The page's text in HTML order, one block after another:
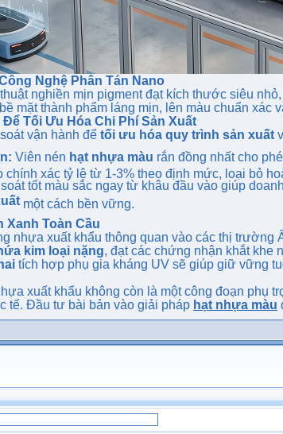
Nghệ Phân Tán Nano
nghiền mịn pigment đạt kích thước siêu
mặt thành phẩm láng mịn, lên màu chuẩn xác
Tối Ưu Hóa Chi Phí Sản Xuất
vận hành để tối ưu hóa quy trình sản xuất
Viên nén hạt nhựa màu rắn đồng nhất cho
chính xác tỷ lệ từ 1-3% theo định mức, loại bỏ
tốt màu sắc ngay từ khâu đầu vào giúp
một cách bền vững.
Xanh Toàn Cầu
nhựa xuất khẩu thông quan vào các thị
kim loại nặng, đạt các chứng nhận khắt khe
tích hợp phụ gia kháng UV sẽ giúp giữ vững
xuất khẩu không còn là một công đoạn
tế. Đầu tư bài bản vào giải pháp hạt nhựa màu